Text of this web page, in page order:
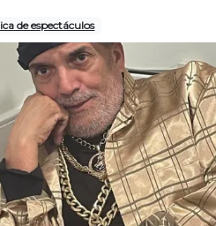
de espectáculos